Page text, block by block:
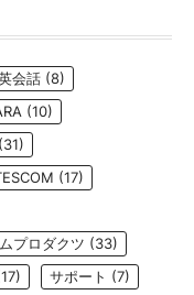
会話 (8)
(10)
(31)
(17)
プロダクツ (33)
サポート (7)